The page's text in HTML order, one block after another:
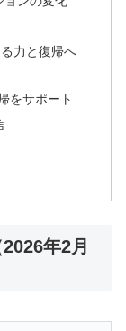
力と復帰へ
をサポート
年2月